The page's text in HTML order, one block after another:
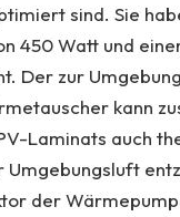
sind. Sie
450 Watt und
Der zur
kann
Laminats auch
Umgebungsluft
der